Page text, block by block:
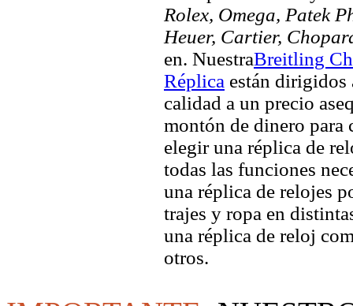
Rolex, Omega, Patek
Heuer, Cartier,
en. NuestraBreitling
Réplica están dirigidos
calidad a un precio
montón de dinero
elegir una réplica de
todas las funciones
una réplica de relojes
trajes y ropa en
una réplica de reloj
otros.